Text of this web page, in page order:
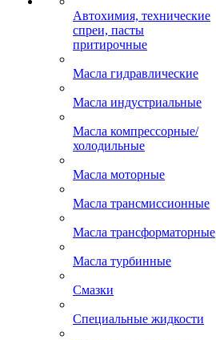
Автохимия, технические
спреи, пасты
притирочные
Масла гидравлические
Масла индустриальные
Масла компрессорные/
холодильные
Масла моторные
Масла трансмиссионные
Масла трансформаторные
Масла турбинные
Смазки
Специальные жидкости